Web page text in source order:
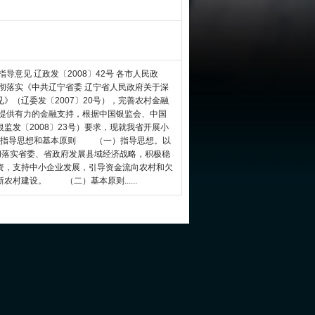
导意见 辽政发〔2008〕42号 各市人民政
实《中共辽宁省委 辽宁省人民政府关于深
（辽委发〔2007〕20号），完善农村金融
供有力的金融支持，根据中国银监会、中国
发〔2008〕23号）要求，现就我省开展小
导思想和基本原则 （一）指导思想。以
实省委、省政府发展县域经济战略，积极稳
支持中小企业发展，引导资金流向农村和欠
新农村建设。 （二）基本原则......